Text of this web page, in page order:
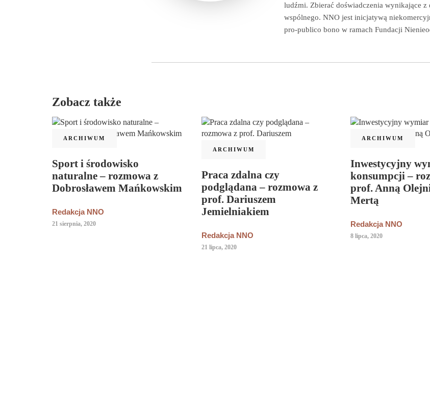
ludźmi. Zbierać doświadczenia wynikające z
wspólnego. NNO jest inicjatywą
pro-publico bono w ramach Fundacji
Zobacz także
ARCHIWUM
Sport i środowisko
naturalne – rozmowa z
Dobrosławem Mańkowskim
Redakcja NNO
21 sierpnia, 2020
ARCHIWUM
Praca zdalna czy
podglądana – rozmowa z
prof. Dariuszem
Jemielniakiem
Redakcja NNO
21 lipca, 2020
ARCHIWUM
Inwestycyjny
konsumpcji –
prof. Anną
Mertą
Redakcja NNO
8 lipca, 2020